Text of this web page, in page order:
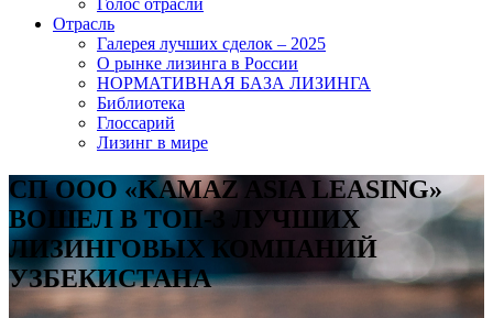
Голос отрасли
Отрасль
Галерея лучших сделок – 2025
О рынке лизинга в России
НОРМАТИВНАЯ БАЗА ЛИЗИНГА
Библиотека
Глоссарий
Лизинг в мире
СП ООО «KAMAZ ASIA LEASING»
ВОШЕЛ В ТОП-3 ЛУЧШИХ
ЛИЗИНГОВЫХ КОМПАНИЙ
УЗБЕКИСТАНА